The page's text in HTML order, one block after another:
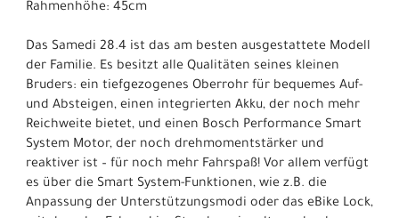
Rahmenhöhe: 45cm
Das Samedi 28.4 ist das am besten ausgestattete Modell
der Familie. Es besitzt alle Qualitäten seines kleinen
Bruders: ein tiefgezogenes Oberrohr für bequemes Auf-
und Absteigen, einen integrierten Akku, der noch mehr
Reichweite bietet, und einen Bosch Performance Smart
System Motor, der noch drehmomentstärker und
reaktiver ist – für noch mehr Fahrspaß! Vor allem verfügt
es über die Smart System-Funktionen, wie z.B. die
Anpassung der Unterstützungsmodi oder das eBike Lock,